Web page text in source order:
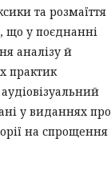
та розмаїття
що у поєднанні
аналізу й
практик
у виданнях про
на спрощення